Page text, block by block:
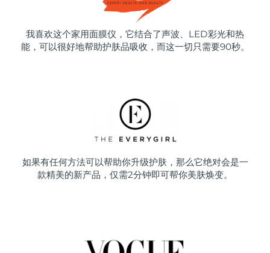
我喜欢这个家用面膜仪，它结合了声波、LED彩光和热
能，可以很好地帮助护肤品吸收，而这一切只需要90秒。
如果有任何方法可以帮助你升级护肤，那么它绝对会是一
款精美的新产品，仅需2分钟即可帮你美肤焕变。